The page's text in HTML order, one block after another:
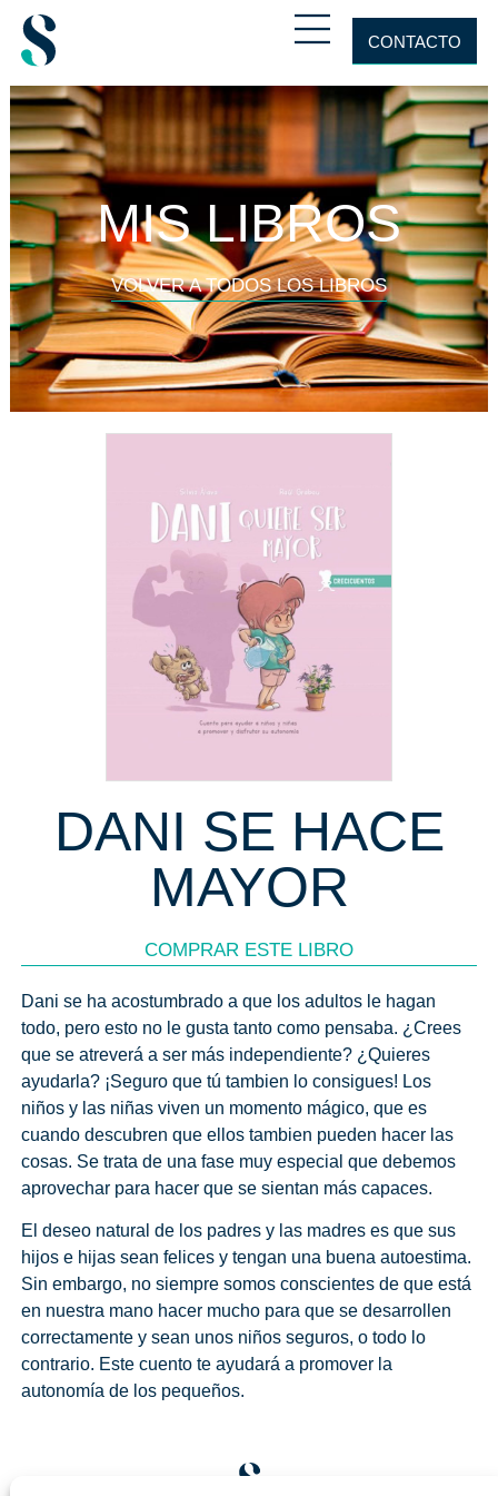
CONTACTO
MIS LIBROS
VOLVER A TODOS LOS LIBROS
DANI SE HACE
MAYOR
COMPRAR ESTE LIBRO
Dani se ha acostumbrado a que los adultos le hagan
todo, pero esto no le gusta tanto como pensaba. ¿Crees
que se atreverá a ser más independiente? ¿Quieres
ayudarla? ¡Seguro que tú tambien lo consigues! Los
niños y las niñas viven un momento mágico, que es
cuando descubren que ellos tambien pueden hacer las
cosas. Se trata de una fase muy especial que debemos
aprovechar para hacer que se sientan más capaces.
El deseo natural de los padres y las madres es que sus
hijos e hijas sean felices y tengan una buena autoestima.
Sin embargo, no siempre somos conscientes de que está
en nuestra mano hacer mucho para que se desarrollen
correctamente y sean unos niños seguros, o todo lo
contrario. Este cuento te ayudará a promover la
autonomía de los pequeños.